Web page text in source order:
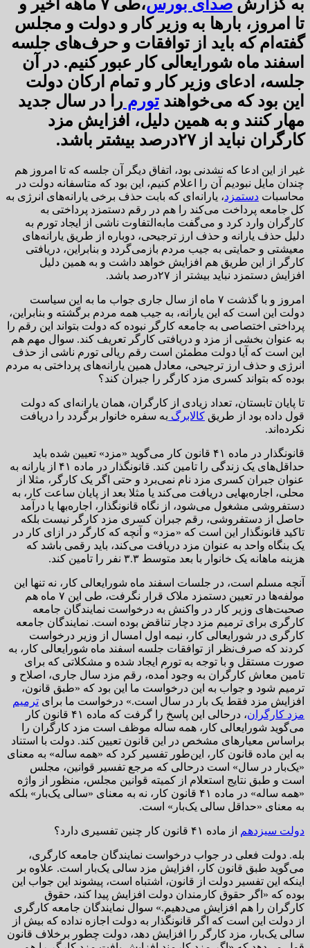
به گزارش صدای بورس
،طی ۷ ماهه اخیر و
تا امروز، بارها به وزیر کار و دولت و مجلس
گفته‌ام که باید از توافقات و حرف‌های جلسه
اسفند ماه شورایعالی کار عبور کنیم. در آن
جلسه، ادعای وزیر کار و تمام ارکان دولت
این بود که می‌خواهند تورم را در سال جدید
مهار کنند و به همین دلیل، افزایش مزد
کارگران نباید از ۲۷درصد بیشتر باشد.
غیر از این ادعا که نشدنی بود، اتفاق دیگر آن جلسه که تا امروز هم
چندان مایل نبودیم آن را اعلام کنیم، این بود که متاسفانه دولت در
محاسبات دستمزد، یارانه‌ای که بابت حذف برخی یارانه‌های انرژی به
کل جامعه پرداخت می‌کند را هم در رقم دستمزد پرداختی به
کارگران وارد کرد و می‌گفت مابه‌التفاوت ناشی از ایجاد تورم به
دلیل حذف یارانه و حذف ارز ترجیحی، دوباره از طریق یارانه‌های
معیشتی و حمایتی به جیب مردم بازمی‌گردد و بنابراین، دریافتی
کارگر از این طریق هم افزایش خواهد داشت و به همین دلیل
افزایش دستمزد نباید بیشتر از ۲۷درصد باشد.
امروز و با گذشت ۷ ماه از سال جاری جواب ما به این سیاست
دولت این است که این یارانه، به جیب همه مردم برگشته و بنابراین،
پرداختی اختصاصی به جامعه کارگر نبوده که دولت بتواند این رقم را
به عنوان بخشی از مزد و دریافتی کارگر تعریف کند. سوال مهم هم
این است که آیا دولت مطمئن است رقم ریالی تورم ناشی از حذف
انرژی و حذف ارز ترجیحی، معادل همین یارانه‌های پرداختی به مردم
بوده که بتواند کسری مزد کارگر را جبران کند؟
تا پایان تابستان، تعداد زیادی از کارگران، همان یارانه‌ای که دولت
قول داده بود از طریق کالابرگ به سفره خانوار برگردد را دریافت
نکرده‌اند.
قانونگذار در ماده ۴۱ قانون کار می‌گوید «مزد» تعیین شده باید
حداقل‌های یک زندگی را تامین کند. قانونگذار در ماده ۴۱ از یارانه به
عنوان جبران کسری مزد نام نمی‌برد و حتی اگر یک کارگر، مثلا از
محلی، اجاره‌بهایی دریافت می‌کند یا مثلا بعد از پایان ساعت کار، به
دستفروشی مشغول می‌شود، از نگاه قانونگذار، اجاره‌بها یا درآمد
حاصل از دستفروشی، رقم جبران کسری مزد کارگر نیست بلکه
تاکید قانونگذار این است که «مزد» و آنچه که کارگر در ازای کار در
یک بنگاه واحد به عنوان مزد دریافت می‌کند، باید رقمی باشد که
هزینه ماهانه یک خانوار با بعد متوسط ۳.۳ نفر را تامین کند.
آنچه مسلم است، در جلسات اسفند ماه شورایعالی کار، نه تنها این
مولفه‌ها در تعیین دستمزد ملاک قرار نگرفت، طی این ۷ ماه هم
صحبت‌های وزیر کار در واکنش به درخواست نمایندگان جامعه
کارگری برای ترمیم مزد دچار تناقض بوده است. نمایندگان جامعه
کارگری در شورایعالی کار، نیمه اول امسال از وزیر درخواست
کردند که صرف‌نظر از توافقات جلسه اسفند ماه شورایعالی کار، به
صورت مستقل و با توجه به تورم ایجاد شده و مشکلاتی که برای
تامین معاش کارگران به وجود آمده، رقم مزد سال جاری، اصلاح و
ترمیم شود و جواب به این درخواست ما این بود که «طبق قانون،
افزایش مزد فقط یک بار در سال است.» درخواست ما برای ترمیم
مزد کارگران
، درحالی این پاسخ را گرفت که ماده ۴۱ قانون کار
می‌گوید شورایعالی کار، همه ساله موظف است مزد کارگران را
براساس معیارهای مشخص در این قانون تعیین کند. دولت با استناد
به این ماده قانون کار، این‌طور تفسیر کرد که «همه ساله» به معنای
«یک‌بار در سال» است درحالی که مرجع تفسیر قوانین، مجلس
است و طبق نتایج استعلام از کمیته قوانین مجلس، منظور از واژه
«همه ساله» در ماده ۴۱ قانون کار، نه به معنای «سالی یک‌بار» بلکه
به معنای «حداقل سالی یک‌بار» است.
دولت سیزدهم از ماده ۴۱ قانون کار چنین تفسیری دارد؟
بله. دولت فعلی در جواب درخواست نمایندگان جامعه کارگری،
می‌گوید طبق قانون کار، افزایش مزد سالی یک‌بار است. علاوه بر
اینکه این تفسیر دولت از قانون، اشتباه است، پیشوند این جواب این
بوده که «اگر حقوق کارمندان دولت افزایش پیدا کند، حقوق
کارگران را هم افزایش می‌دهیم.» سوال نمایندگان جامعه کارگری
از دولت این است که اگر قانونگذار به دولت اجازه نداده که بیش از
سالی یک‌بار، مزد کارگر را افزایش دهد، دولت چطور برخلاف قانون